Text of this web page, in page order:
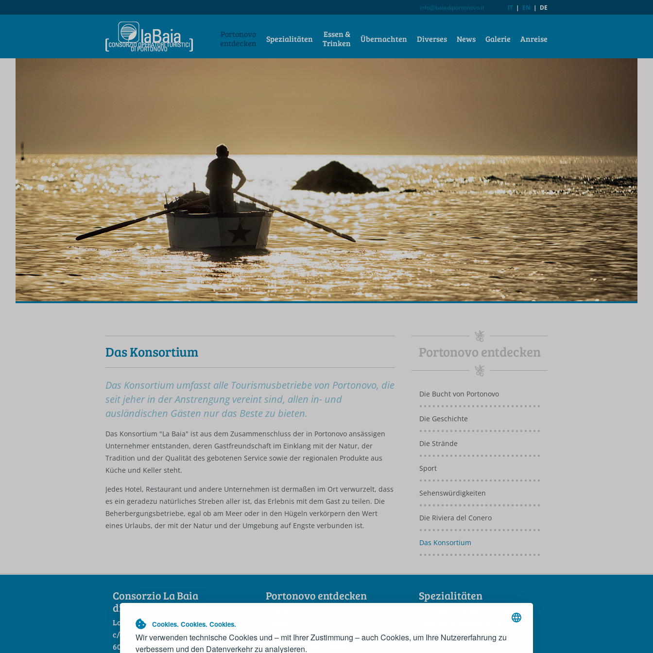
Cookies. Cookies. Cookies.
Wir verwenden technische Cookies und – mit Ihrer Zustimmung – auch Cookies, um Ihre Nutzererfahrung zu
verbessern und den Datenverkehr zu analysieren.
info@baiadiportonovo.it IT | EN | DE
Portonovo
entdecken
Spezialitäten
Essen &
Trinken
Übernachten Diverses News Galerie Anreise
Das Konsortium
Das Konsortium umfasst alle Tourismusbetriebe von Portonovo, die
seit jeher in der Anstrengung vereint sind, allen in- und
ausländischen Gästen nur das Beste zu bieten.
Das Konsortium "La Baia" ist aus dem Zusammenschluss der in Portonovo ansässigen
Unternehmer entstanden, deren Gastfreundschaft im Einklang mit der Natur, der
Tradition und der Qualität des gebotenen Service sowie der regionalen Produkte aus
Küche und Keller steht.
Jedes Hotel, Restaurant und andere Unternehmen ist dermaßen im Ort verwurzelt, dass
es ein geradezu natürliches Streben aller ist, das Erlebnis mit dem Gast zu teilen. Die
Beherbergungsbetriebe, egal ob am Meer oder in den Hügeln verkörpern den Wert
eines Urlaubs, der mit der Natur und der Umgebung auf Engste verbunden ist.
Portonovo entdecken
Die Bucht von Portonovo
Die Geschichte
Die Strände
Sport
Sehenswürdigkeiten
Die Riviera del Conero
Das Konsortium
Consorzio La Baia
di Portonovo scarl
Loc. Portonovo
c/o Hotel La Fonte
60129 Ancona
Portonovo entdecken
Sehenswürdigkeiten
Die Riviera del Conero
Spezialitäten
Der Rosso Conero